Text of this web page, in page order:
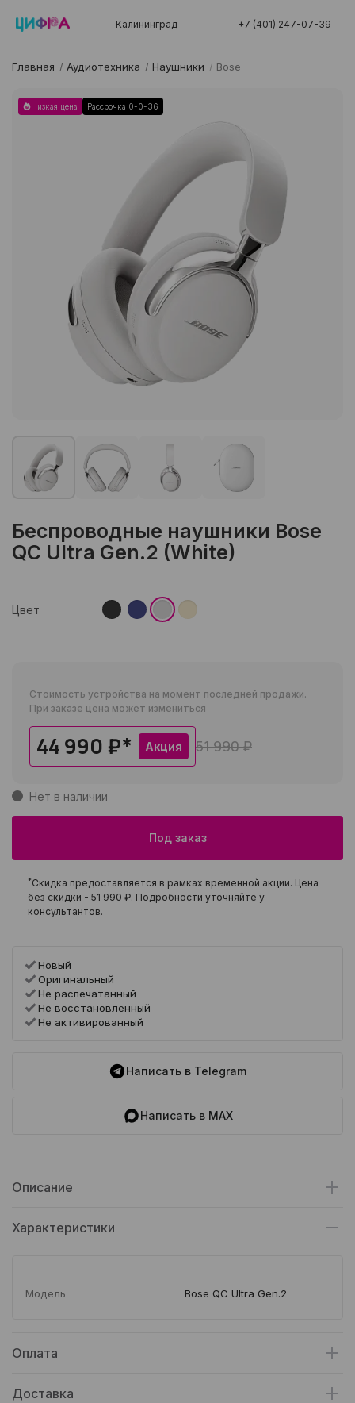
Калининград +7 (401) 247-07-39
Главная / Аудиотехника / Наушники / Bose
Низкая цена Рассрочка 0-0-36
Беспроводные наушники Bose
QC Ultra Gen.2 (White)
Цвет
Стоимость устройства на момент последней продажи.
При заказе цена может измениться
44 990 ₽* Акция 51 990 ₽
Нет в наличии
Под заказ
*Скидка предоставляется в рамках временной акции. Цена
без скидки - 51 990 ₽. Подробности уточняйте у
консультантов.
Новый
Оригинальный
Не распечатанный
Не восстановленный
Не активированный
Написать в Telegram
Написать в MAX
Описание
Характеристики
Модель Bose QC Ultra Gen.2
Оплата
Доставка